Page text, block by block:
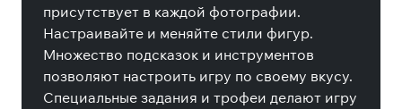
присутствует в каждой фотографии.
Настраивайте и меняйте стили фигур.
Множество подсказок и инструментов
позволяют настроить игру по своему вкусу.
Специальные задания и трофеи делают игру